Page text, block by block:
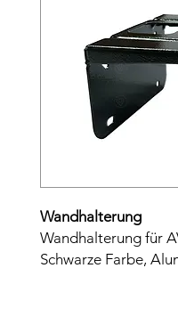
Wandhalterung
Wandhalterung für
Schwarze Farbe,